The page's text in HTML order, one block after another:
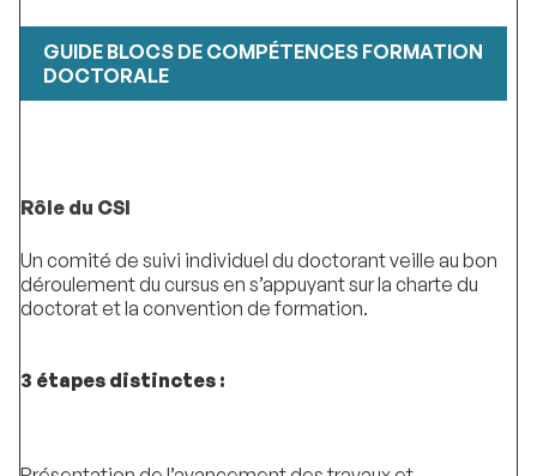
GUIDE BLOCS DE COMPÉTENCES FORMATION
DOCTORALE
Rôle du CSI
Un comité de suivi individuel du doctorant veille au bon
déroulement du cursus en s’appuyant sur la charte du
doctorat et la convention de formation.
3 étapes distinctes :